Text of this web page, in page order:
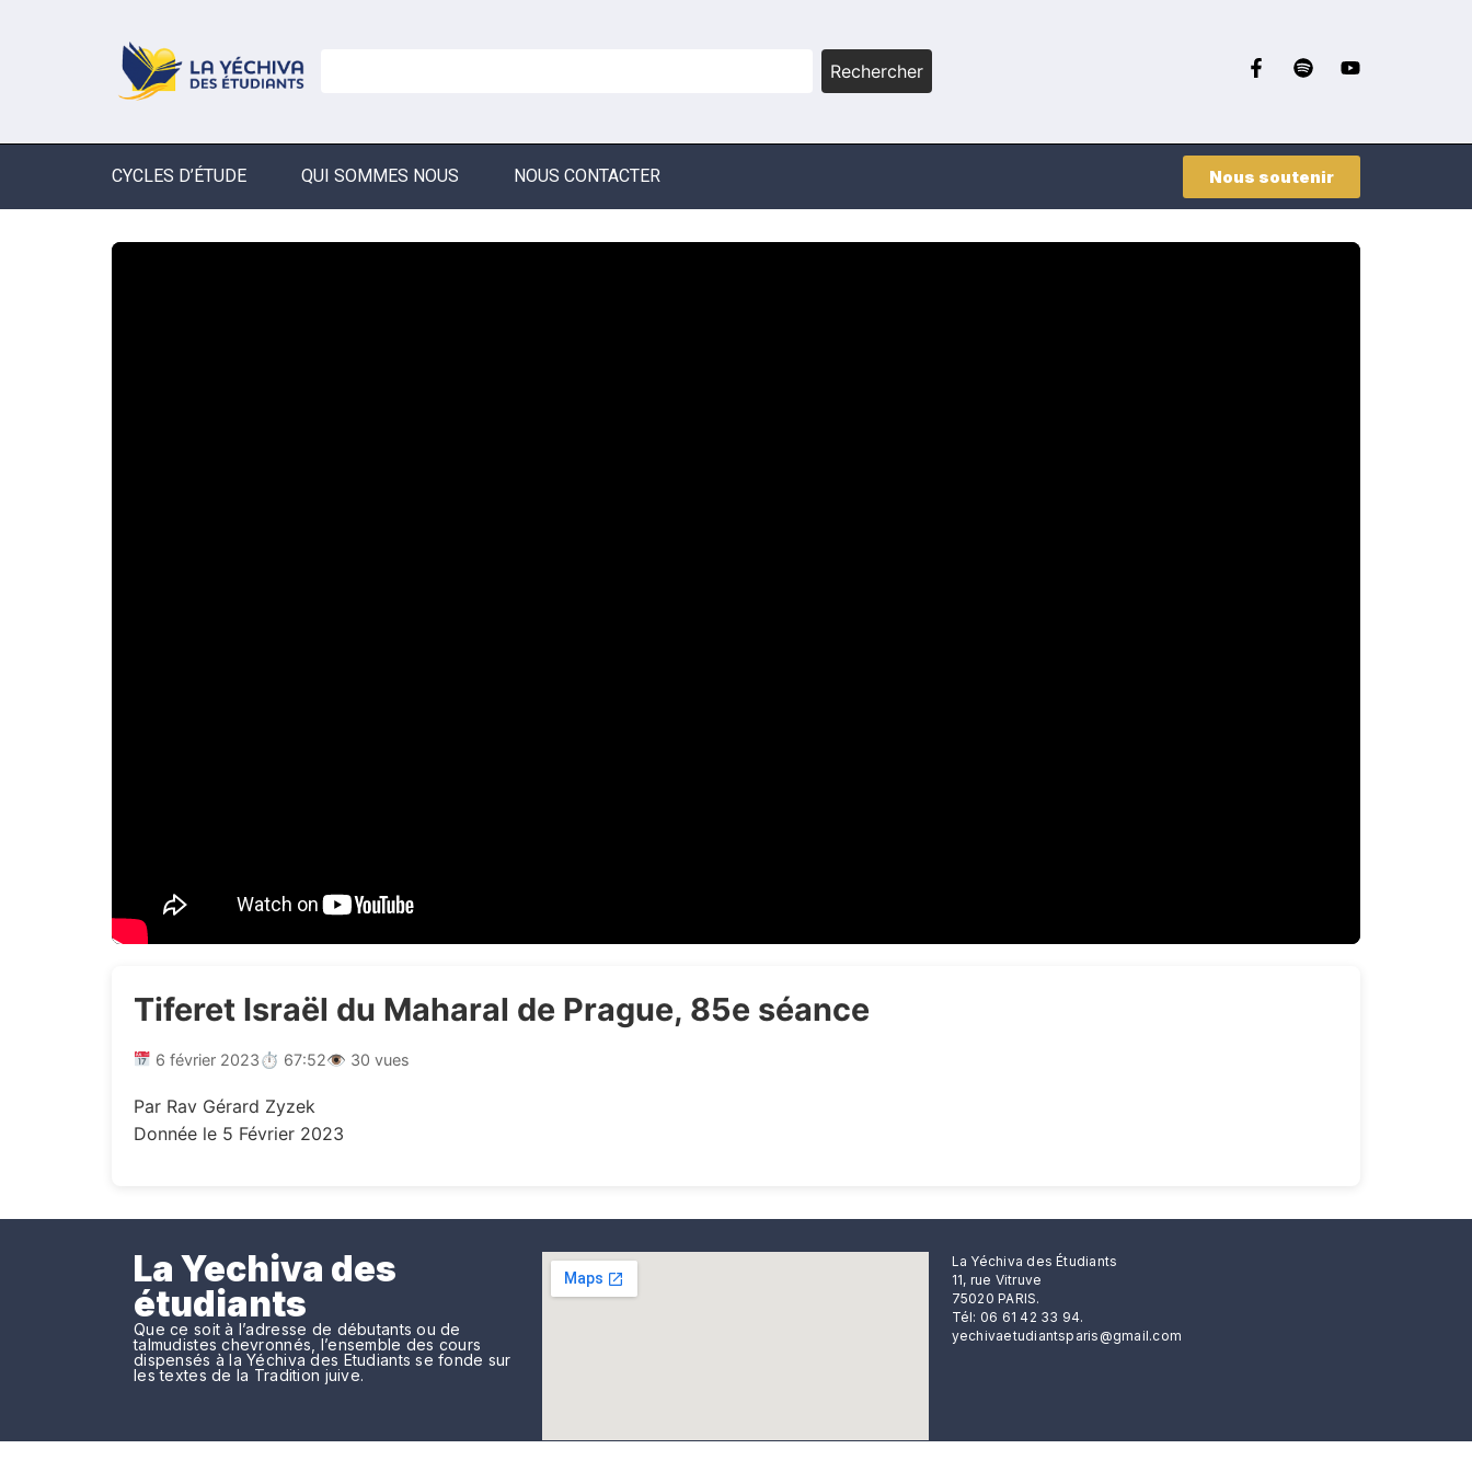
Rechercher
CYCLES D’ÉTUDE QUI SOMMES NOUS NOUS CONTACTER Nous soutenir
Tiferet Israël du Maharal de Prague, 85e séance
6 février 2023⏱ 67:52👁 30 vues
Par Rav Gérard Zyzek
Donnée le 5 Février 2023
La Yechiva des
étudiants
Que ce soit à l’adresse de débutants ou de
talmudistes chevronnés, l’ensemble des cours
dispensés à la Yéchiva des Etudiants se fonde sur
les textes de la Tradition juive.
La Yéchiva des Étudiants
11, rue Vitruve
75020 PARIS.
Tél: 06 61 42 33 94.
yechivaetudiantsparis@gmail.com